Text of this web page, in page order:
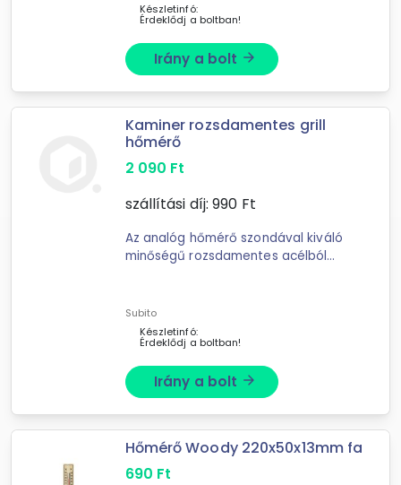
Készletinfó:
Érdeklődj a boltban!
Irány a bolt arrow_forward
Kaminer rozsdamentes grill
hőmérő
2 090 Ft
szállítási díj: 990 Ft
Az analóg hőmérő szondával kiváló
minőségű rozsdamentes acélból
Subito
Készletinfó:
Érdeklődj a boltban!
Irány a bolt arrow_forward
Hőmérő Woody 220x50x13mm fa
690 Ft